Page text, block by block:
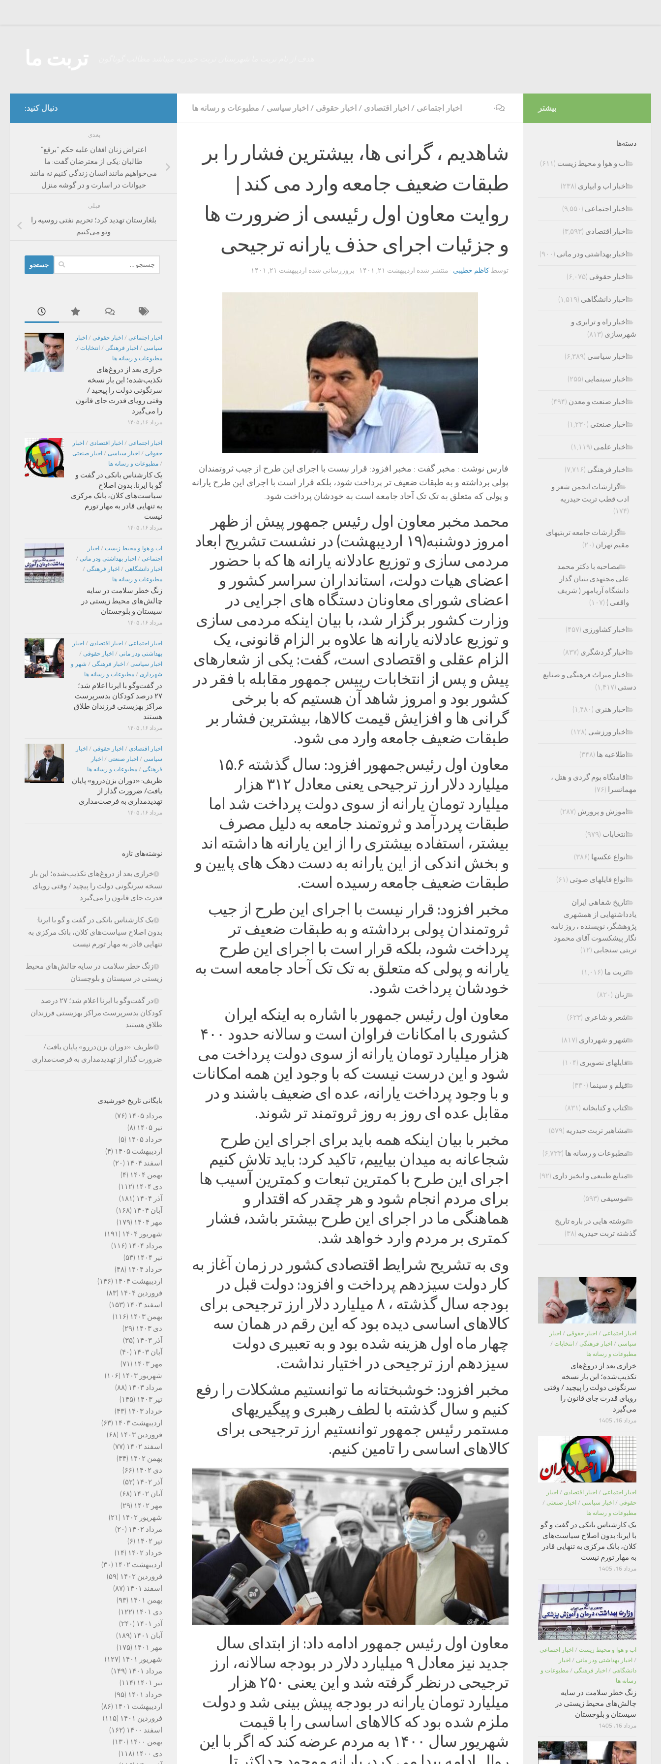
اخبار اجتماعی / اخبار اقتصادی / اخبار حقوقی / اخبار سیاسی / مطبوعات و رسانه ها ۰
شاهدیم ، گرانی ها، بیشترین فشار را بر
طبقات ضعیف جامعه وارد می کند |
روایت معاون اول رئیسی از ضرورت ها
و جزئیات اجرای حذف یارانه ترجیحی
توسط کاظم خطیبی · منتشر شده اردیبهشت ۲۱, ۱۴۰۱ · بروزرسانی شده اردیبهشت ۲۱, ۱۴۰۱
فارس نوشت : مخبر گفت : مخبر افزود: قرار نیست با اجرای این طرح از جیب ثروتمندان
پولی برداشته و به طبقات ضعیف تر پرداخت شود، بلکه قرار است با اجرای این طرح یارانه
و پولی که متعلق به تک تک آحاد جامعه است به خودشان پرداخت شود.
محمد مخبر معاون اول رئیس جمهور پیش از ظهر
امروز دوشنبه(۱۹ اردیبهشت) در نشست تشریح ابعاد
مردمی سازی و توزیع عادلانه یارانه ها که با حضور
اعضای هیات دولت، استانداران سراسر کشور و
اعضای شورای معاونان دستگاه های اجرایی در
وزارت کشور برگزار شد، با بیان اینکه مردمی سازی
و توزیع عادلانه یارانه ها علاوه بر الزام قانونی، یک
الزام عقلی و اقتصادی است، گفت: یکی از شعارهای
پیش و پس از انتخابات رییس جمهور مقابله با فقر در
کشور بود و امروز شاهد آن هستیم که با برخی
گرانی ها و افزایش قیمت کالاها، بیشترین فشار بر
طبقات ضعیف جامعه وارد می شود.
معاون اول رئیس‌جمهور افزود: سال گذشته ۱۵.۶
میلیارد دلار ارز ترجیحی یعنی معادل ۳۱۲ هزار
میلیارد تومان یارانه از سوی دولت پرداخت شد اما
طبقات پردرآمد و ثروتمند جامعه به دلیل مصرف
بیشتر، استفاده بیشتری را از این یارانه ها داشته اند
و بخش اندکی از این یارانه به دست دهک های پایین و
طبقات ضعیف جامعه رسیده است.
مخبر افزود: قرار نیست با اجرای این طرح از جیب
ثروتمندان پولی برداشته و به طبقات ضعیف تر
پرداخت شود، بلکه قرار است با اجرای این طرح
یارانه و پولی که متعلق به تک تک آحاد جامعه است به
خودشان پرداخت شود.
معاون اول رئیس جمهور با اشاره به اینکه ایران
کشوری با امکانات فراوان است و سالانه حدود ۴۰۰
هزار میلیارد تومان یارانه از سوی دولت پرداخت می
شود و این درست نیست که با وجود این همه امکانات
و با وجود پرداخت یارانه، عده ای ضعیف باشند و در
مقابل عده ای روز به روز ثروتمند تر شوند.
مخبر با بیان اینکه همه باید برای اجرای این طرح
شجاعانه به میدان بیاییم، تاکید کرد: باید تلاش کنیم
اجرای این طرح با کمترین تبعات و کمترین آسیب ها
برای مردم انجام شود و هر چقدر که اقتدار و
هماهنگی ما در اجرای این طرح بیشتر باشد، فشار
کمتری بر مردم وارد خواهد شد.
وی به تشریح شرایط اقتصادی کشور در زمان آغاز به
کار دولت سیزدهم پرداخت و افزود: دولت قبل در
بودجه سال گذشته ، ۸ میلیارد دلار ارز ترجیحی برای
کالاهای اساسی دیده بود که این رقم در همان سه
چهار ماه اول هزینه شده بود و به تعبیری دولت
سیزدهم ارز ترجیحی در اختیار نداشت.
مخبر افزود: خوشبختانه ما توانستیم مشکلات را رفع
کنیم و سال گذشته با لطف رهبری و پیگیریهای
مستمر رئیس جمهور توانستیم ارز ترجیحی برای
کالاهای اساسی را تامین کنیم.
معاون اول رئیس جمهور ادامه داد: از ابتدای سال
جدید نیز معادل ۹ میلیارد دلار در بودجه سالانه، ارز
ترجیحی درنظر گرفته شد و این یعنی ۲۵۰ هزار
میلیارد تومان یارانه در بودجه پیش بینی شد و دولت
ملزم شده بود که کالاهای اساسی را با قیمت
شهریور سال ۱۴۰۰ به مردم عرضه کند که اگر با این
دنبال کنید:
بعدی
اعتراض زنان افغان علیه حکم “برقع”
طالبان :یکی از معترضان گفت: ما
می‌خواهیم مانند انسان زندگی کنیم نه مانند
حیوانات در اسارت و در گوشه منزل
قبلی
بلغارستان تهدید کرد؛ تحریم نفتی روسیه را
وتو می‌کنیم
برای:
اخبار اجتماعی / اخبار حقوقی / اخبار
سیاسی / اخبار فرهنگی / انتخابات /
مطبوعات و رسانه ها
خرازی بعد از دروغ‌های
تکذیب‌شده؛ این بار نسخه
سرنگونی دولت را پیچید /
وقتی رویای قدرت جای قانون
را می‌گیرد
مرداد ۱۶, ۱۴۰۵
اخبار اجتماعی / اخبار اقتصادی / اخبار
حقوقی / اخبار سیاسی / اخبار صنعتی
/ مطبوعات و رسانه ها
یک کارشناس بانکی در گفت و
گو با ایرنا: بدون اصلاح
سیاست‌های کلان، بانک مرکزی
به تنهایی قادر به مهار تورم
نیست
مرداد ۱۶, ۱۴۰۵
اب و هوا و محیط زیست / اخبار
اجتماعی / اخبار بهداشتی ودر مانی /
اخبار دانشگاهی / اخبار فرهنگی /
مطبوعات و رسانه ها
زنگ خطر سلامت در سایه
چالش‌های محیط زیستی در
سیستان و بلوچستان
مرداد ۱۶, ۱۴۰۵
اخبار اجتماعی / اخبار اقتصادی / اخبار
بهداشتی ودر مانی / اخبار حقوقی /
اخبار سیاسی / اخبار فرهنگی / شهر و
شهرداری / مطبوعات و رسانه ها
در گفت‌وگو با ایرنا اعلام شد؛
۲۷ درصد کودکان بدسرپرست
مراکز بهزیستی فرزندان طلاق
هستند
مرداد ۱۶, ۱۴۰۵
اخبار اقتصادی / اخبار حقوقی / اخبار
سیاسی / اخبار صنعتی / اخبار
فرهنگی / مطبوعات و رسانه ها
ظریف: «دوران بزن‌دررو» پایان
یافت/ ضرورت گذار از
تهدیدمداری به فرصت‌مداری
مرداد ۱۶, ۱۴۰۵
نوشته‌های تازه
خرازی بعد از دروغ‌های تکذیب‌شده؛ این بار
نسخه سرنگونی دولت را پیچید / وقتی رویای
قدرت جای قانون را می‌گیرد
یک کارشناس بانکی در گفت و گو با ایرنا:
بدون اصلاح سیاست‌های کلان، بانک مرکزی به
تنهایی قادر به مهار تورم نیست
زنگ خطر سلامت در سایه چالش‌های محیط
زیستی در سیستان و بلوچستان
در گفت‌وگو با ایرنا اعلام شد؛ ۲۷ درصد
کودکان بدسرپرست مراکز بهزیستی فرزندان
طلاق هستند
ظریف: «دوران بزن‌دررو» پایان یافت/
ضرورت گذار از تهدیدمداری به فرصت‌مداری
بایگانی تاریخ خورشیدی
مرداد ۱۴۰۵
(۷۶)
تیر ۱۴۰۵
(۸)
خرداد ۱۴۰۵
(۵)
اردیبهشت ۱۴۰۵
(۴)
اسفند ۱۴۰۴
(۲۰)
بهمن ۱۴۰۴
(۴)
دی ۱۴۰۴
(۱۱۲)
آذر ۱۴۰۴
(۱۸۱)
آبان ۱۴۰۴
(۱۶۸)
مهر ۱۴۰۴
(۱۷۹)
شهریور ۱۴۰۴
(۱۹۱)
مرداد ۱۴۰۴
(۱۱۶)
تیر ۱۴۰۴
(۵۳)
خرداد ۱۴۰۴
(۴۸)
اردیبهشت ۱۴۰۴
(۱۴۶)
فروردین ۱۴۰۴
(۸۳)
اسفند ۱۴۰۳
(۱۵۳)
بهمن ۱۴۰۳
(۱۱۶)
دی ۱۴۰۳
(۲۹)
آذر ۱۴۰۳
(۳۵)
آبان ۱۴۰۳
(۴۰)
مهر ۱۴۰۳
(۷۱)
شهریور ۱۴۰۳
(۱۰۶)
مرداد ۱۴۰۳
(۸۸)
تیر ۱۴۰۳
(۱۴۵)
خرداد ۱۴۰۳
(۴۳)
اردیبهشت ۱۴۰۳
(۶۳)
فروردین ۱۴۰۳
(۶۸)
اسفند ۱۴۰۲
(۷۷)
بهمن ۱۴۰۲
(۳۴)
دی ۱۴۰۲
(۶۶)
آذر ۱۴۰۲
(۵۲)
آبان ۱۴۰۲
(۶۸)
مهر ۱۴۰۲
(۲۹)
شهریور ۱۴۰۲
(۲۱)
مرداد ۱۴۰۲
(۲۰)
تیر ۱۴۰۲
(۶)
خرداد ۱۴۰۲
(۱۴)
اردیبهشت ۱۴۰۲
(۳۰)
فروردین ۱۴۰۲
(۵۹)
اسفند ۱۴۰۱
(۸۷)
بهمن ۱۴۰۱
(۹۳)
دی ۱۴۰۱
(۱۲۲)
آذر ۱۴۰۱
(۲۴۰)
آبان ۱۴۰۱
(۱۸۹)
مهر ۱۴۰۱
(۱۷۵)
شهریور ۱۴۰۱
(۱۲۷)
مرداد ۱۴۰۱
(۱۴۹)
تیر ۱۴۰۱
(۱۱۴)
خرداد ۱۴۰۱
(۹۵)
اردیبهشت ۱۴۰۱
(۸۶)
فروردین ۱۴۰۱
(۱۱۵)
اسفند ۱۴۰۰
(۱۶۲)
بهمن ۱۴۰۰
(۱۳۰)
دی ۱۴۰۰
(۱۱۸)
بیشتر
دسته‌ها
اب و هوا و محیط زیست (۶۱۱)
اخبار اب و ابیاری (۲۳۸)
اخبار اجتماعی (۹,۵۵۰)
اخبار اقتصادی (۳,۵۹۳)
اخبار بهداشتی ودر مانی (۹۰۰)
اخبار حقوقی (۶,۰۷۵)
اخبار دانشگاهی (۱,۵۱۹)
اخبار راه و ترابری و
شهرسازی (۸۱۳)
اخبار سیاسی (۶,۳۸۹)
اخبار سینمایی (۲۵۵)
اخبار صنعت و معدن (۴۹۴)
اخبار صنعتی (۱,۲۳۰)
اخبار علمی (۱,۱۱۹)
اخبار فرهنگی (۷,۷۱۶)
گزارشات انجمن شعر و
ادب قطب تربت حیدریه
(۱۷۴)
گزارشات جامعه تربتیهای
مقیم تهران (۲۰)
مصاحبه با دکتر محمد
علی مجتهدی بنیان گذار
دانشگاه آریامهر ( شریف
واقفی ) (۱۰۷)
اخبار کشاورزی (۴۵۷)
اخبار گردشگری (۸۳۷)
اخبار میراث فرهنگی و صنایع
دستی (۱,۴۱۷)
اخبار هنری (۱,۴۸۰)
اخبار ورزشی (۱۲۸)
اطلاعیه ها (۳۴۸)
اقامتگاه بوم گردی و هتل ،
مهمانسرا (۷۶)
اموزش و پرورش (۲۸۷)
انتخابات (۹۷۹)
انواع عکسها (۳۸۶)
انواع فایلهای صوتی (۶۱)
تاریخ شفاهی ایران
یادداشتهایی از همشهری
پژوهشگر، نویسنده ، روز نامه
نگار پیشکسوت آقای محمود
تربتی سنجابی (۱۲)
تربت ما (۱,۰۱۶)
زنان (۸۲۰)
شعر و شاعری (۶۲۳)
شهر و شهرداری (۸۱۷)
فایلهای تصویری (۱۰۴)
فیلم و سینما (۳۳۰)
کتاب و کتابخانه (۸۳۱)
مشاهیر تربت حیدریه (۵۷۹)
مطبوعات و رسانه ها (۶,۷۳۳)
منابع طبیعی و ابخیز داری (۹۲)
موسیقی (۵۹۳)
نوشته هایی در باره تاریخ
گذشته تربت حیدریه (۳۸)
اخبار اجتماعی / اخبار حقوقی / اخبار
سیاسی / اخبار فرهنگی / انتخابات /
مطبوعات و رسانه ها
خرازی بعد از دروغ‌های
تکذیب‌شده؛ این بار نسخه
سرنگونی دولت را پیچید / وقتی
رویای قدرت جای قانون را
می‌گیرد
مرداد 16, 1405
اخبار اجتماعی / اخبار اقتصادی / اخبار
حقوقی / اخبار سیاسی / اخبار صنعتی /
مطبوعات و رسانه ها
یک کارشناس بانکی در گفت و گو
با ایرنا: بدون اصلاح سیاست‌های
کلان، بانک مرکزی به تنهایی قادر
به مهار تورم نیست
مرداد 16, 1405
اب و هوا و محیط زیست / اخبار اجتماعی
/ اخبار بهداشتی ودر مانی / اخبار
دانشگاهی / اخبار فرهنگی / مطبوعات و
رسانه ها
زنگ خطر سلامت در سایه
چالش‌های محیط زیستی در
سیستان و بلوچستان
مرداد 16, 1405